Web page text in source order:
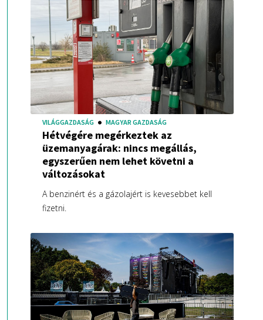
VILÁGGAZDASÁG MAGYAR GAZDASÁG
Hétvégére megérkeztek az
üzemanyagárak: nincs megállás,
egyszerűen nem lehet követni a
változásokat
A benzinért és a gázolajért is kevesebbet kell
fizetni.